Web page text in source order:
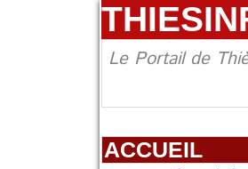
Le Portail de
ACCUEIL